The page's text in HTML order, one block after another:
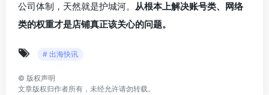
公司体制，天然就是护城河。 从根本上解决账号类、网络
类的权重才是店铺真正该关心的问题。
# 出海快讯
© 版权声明
文章版权归作者所有，未经允许请勿转载。